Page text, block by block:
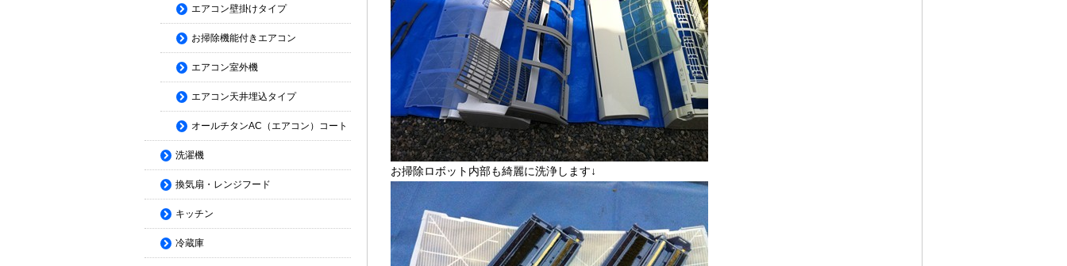
お掃除ロボット内部も綺麗に洗浄します↓
エアコン壁掛けタイプ
お掃除機能付きエアコン
エアコン室外機
エアコン天井埋込タイプ
オールチタンAC（エアコン）コート
洗濯機
換気扇・レンジフード
キッチン
冷蔵庫